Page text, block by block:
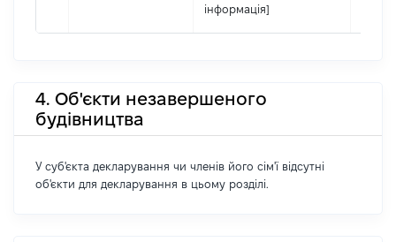
інформація]
4. Об'єкти незавершеного
будівництва
У суб'єкта декларування чи членів його сім'ї відсутні
об'єкти для декларування в цьому розділі.